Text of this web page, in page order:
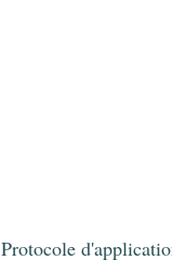
Protocole